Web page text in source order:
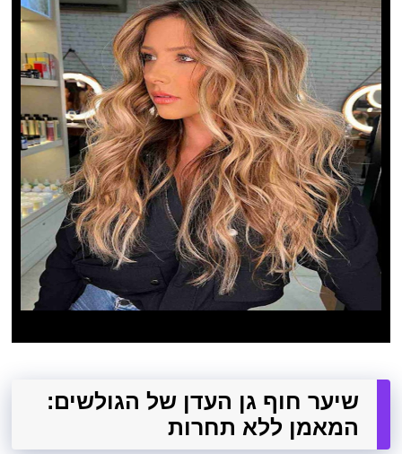
שיער חוף גן העדן של הגולשים:
המאמן ללא תחרות